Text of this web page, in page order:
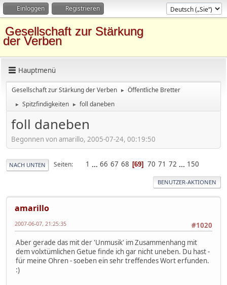
Einloggen Registrieren
Gesellschaft zur Stärkung
der Verben
Hauptmenü
Gesellschaft zur Stärkung der Verben ► Öffentliche Bretter
► Spitzfindigkeiten ► foll daneben
foll daneben
Begonnen von amarillo, 2005-07-24, 00:19:50
NACH UNTEN Seiten 1 ... 66 67 68 69 70 71 72 ... 150
BENUTZER-AKTIONEN
amarillo
#1020
2007-06-07, 21:25:35
Aber gerade das mit der 'Unmusik' im Zusammenhang mit
dem volxtümlichen Getue finde ich gar nicht uneben. Du hast -
für meine Ohren - soeben ein sehr treffendes Wort erfunden.
:)